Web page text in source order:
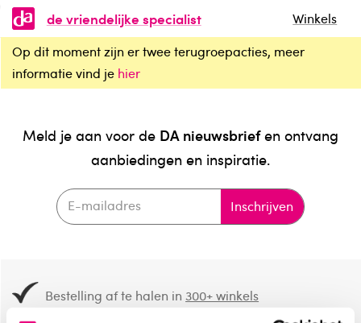
de vriendelijke specialist
Winkels
Op dit moment zijn er twee terugroepacties, meer
informatie vind je hier
Meld je aan voor de DA nieuwsbriefen ontvang
aanbiedingen en inspiratie.
Inschrijven
Bestelling af te halen in300+ winkels